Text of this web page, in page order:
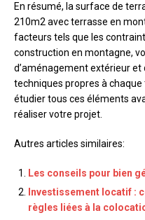
En résumé, la surface de
210m2 avec terrasse en
facteurs tels que les
construction en montagne,
d’aménagement extérieur et
techniques propres à
étudier tous ces éléments
réaliser votre projet.
Autres articles similaires:
Les conseils pour bien
Investissement locatif :
règles liées à la